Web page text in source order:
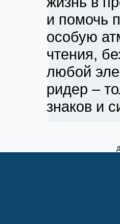
и помочь
особую
чтения,
любой
ридер –
знаков и